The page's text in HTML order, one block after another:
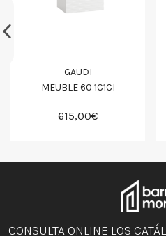
GAUDI
MEUBLE 60 1C1CI
615,00€
CONSULTA ONLINE LOS